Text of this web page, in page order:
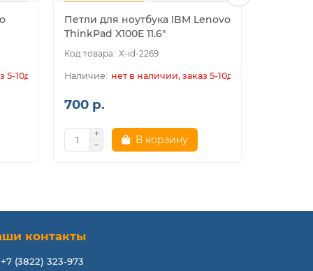
5-10дн.
Петли для ноутбука IBM Lenovo
ThinkPad X100E 11.6"
X-id-2269
нет в наличии, заказ 5-10дн.
700 р.
В корзину
контакты
+7 (3822) 323-973